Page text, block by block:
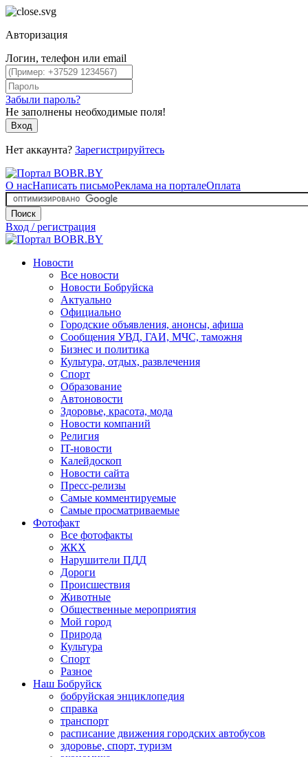
Авторизация
Логин, телефон или email
Забыли пароль?
Не заполнены необходимые поля!
Вход
Нет аккаунта? Зарегистрируйтесь
О насНаписать письмоРеклама на порталеОплата
Поиск
Вход / регистрация
Новости
Все новости
Новости Бобруйска
Актуально
Официально
Городские объявления, анонсы, афиша
Сообщения УВД, ГАИ, МЧС, таможня
Бизнес и политика
Культура, отдых, развлечения
Спорт
Образование
Автоновости
Здоровье, красота, мода
Новости компаний
Религия
IT-новости
Калейдоскоп
Новости сайта
Пресс-релизы
Самые комментируемые
Самые просматриваемые
Фотофакт
Все фотофакты
ЖКХ
Нарушители ПДД
Дороги
Происшествия
Животные
Общественные мероприятия
Мой город
Природа
Культура
Спорт
Разное
Наш Бобруйск
бобруйская энциклопедия
справка
транспорт
расписание движения городских автобусов
здоровье, спорт, туризм